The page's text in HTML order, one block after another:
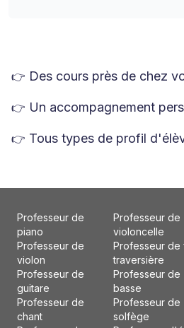
👉 Des cours près de chez
👉 Un accompagnement
👉 Tous types de profil
Professeur de
piano
Professeur de
violon
Professeur de
guitare
Professeur de
chant
Professeur de
violoncelle
Professeur de
traversière
Professeur de
basse
Professeur de
solfège